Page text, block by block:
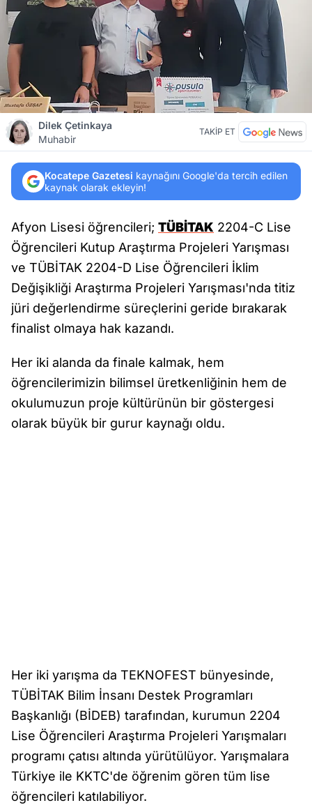
Dilek Çetinkaya
Muhabir
TAKİP ET
Kocatepe Gazetesi kaynağını Google'da tercih edilen
kaynak olarak ekleyin!
Afyon Lisesi öğrencileri; TÜBİTAK 2204-C Lise
Öğrencileri Kutup Araştırma Projeleri Yarışması
ve TÜBİTAK 2204-D Lise Öğrencileri İklim
Değişikliği Araştırma Projeleri Yarışması'nda titiz
jüri değerlendirme süreçlerini geride bırakarak
finalist olmaya hak kazandı.
Her iki alanda da finale kalmak, hem
öğrencilerimizin bilimsel üretkenliğinin hem de
okulumuzun proje kültürünün bir göstergesi
olarak büyük bir gurur kaynağı oldu.
Her iki yarışma da TEKNOFEST bünyesinde,
TÜBİTAK Bilim İnsanı Destek Programları
Başkanlığı (BİDEB) tarafından, kurumun 2204
Lise Öğrencileri Araştırma Projeleri Yarışmaları
programı çatısı altında yürütülüyor. Yarışmalara
Türkiye ile KKTC'de öğrenim gören tüm lise
öğrencileri katılabiliyor.